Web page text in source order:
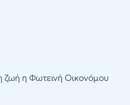
ζωή η Φωτεινή Οικονόμου